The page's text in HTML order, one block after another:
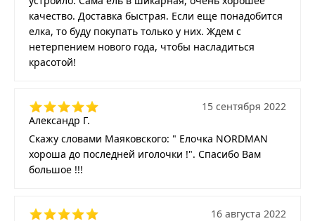
качество. Доставка быстрая. Если еще понадобится
елка, то буду покупать только у них. Ждем с
нетерпением нового года, чтобы насладиться
красотой!
Александр Г.
15 сентября 2022
Скажу словами Маяковского: " Елочка NORDMAN
хороша до последней иголочки !". Спасибо Вам
большое !!!
16 августа 2022